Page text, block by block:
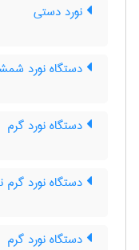
نورد دستی
دستگاه نورد
دستگاه نورد گرم
دستگاه نورد گرم
دستگاه نورد گرم